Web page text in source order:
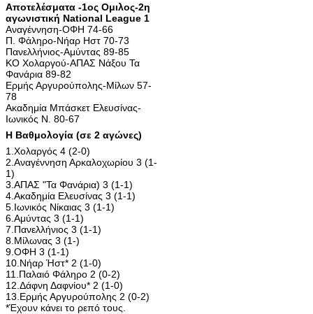
Αποτελέσματα -1ος Ομιλος-2η
αγωνιστική National League 1
Αναγέννηση-ΟΦΗ 74-66
Π. Φάληρο-Νήαρ Ηστ 70-73
Πανελλήνιος-Αμύντας 89-85
ΚΟ Χολαργού-ΑΠΑΣ Νάξου Τα
Φανάρια 89-82
Ερμής Αργυρούπολης-Μίλων 57-
78
Ακαδημία Μπάσκετ Ελευσίνας-
Ιωνικός Ν. 80-67
Η Βαθμολογία (σε 2 αγώνες)
1.Χολαργός 4 (2-0)
2.Αναγέννηση Αρκαλοχωρίου 3 (1-
1)
3.ΑΠΑΣ "Τα Φανάρια) 3 (1-1)
4.Ακαδημία Ελευσίνας 3 (1-1)
5.Ιωνικός Νίκαιας 3 (1-1)
6.Αμύντας 3 (1-1)
7.Πανελλήνιος 3 (1-1)
8.Μίλωνας 3 (1-)
9.ΟΦΗ 3 (1-1)
10.Νήαρ Ήστ* 2 (1-0)
11.Παλαιό Φάληρο 2 (0-2)
12.Δάφνη Δαφνίου* 2 (1-0)
13.Ερμής Αργυρούπολης 2 (0-2)
*Έχουν κάνει το ρεπό τους.